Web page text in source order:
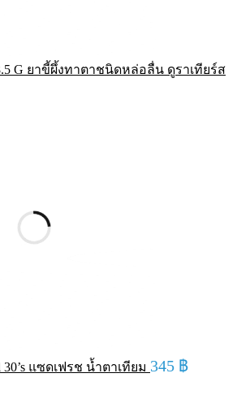
G ยาขี้ผึ้งทาตาชนิดหล่อลื่น ดูราเทียร์ส
30’s แซดเฟรช น้ำตาเทียม 345 ฿